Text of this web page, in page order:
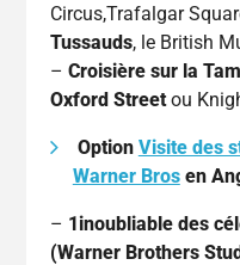
Circus,Trafalgar
Tussauds, le British
–Croisière sur la
Oxford Streetou
Option Visite des
Warner Brosen
– 1inoubliable des
(Warner Brothers